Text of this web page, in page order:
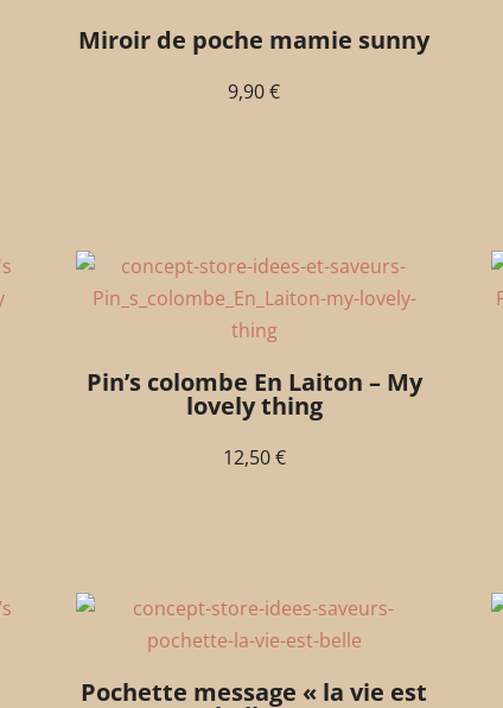
Miroir de poche mamie sunny
9,90€
Pin’s colombe En Laiton – My
lovely thing
12,50€
Pochette message « la vie est